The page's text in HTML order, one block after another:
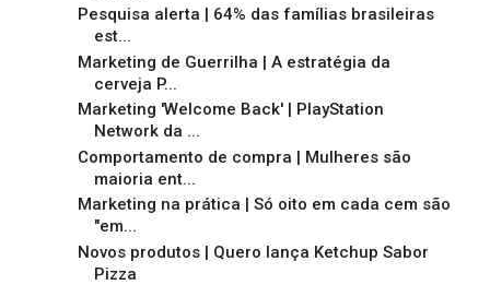
Pesquisa alerta | 64% das famílias brasileiras
est...
Marketing de Guerrilha | A estratégia da
cerveja P...
Marketing 'Welcome Back' | PlayStation
Network da ...
Comportamento de compra | Mulheres são
maioria ent...
Marketing na prática | Só oito em cada cem são
"em...
Novos produtos | Quero lança Ketchup Sabor
Pizza